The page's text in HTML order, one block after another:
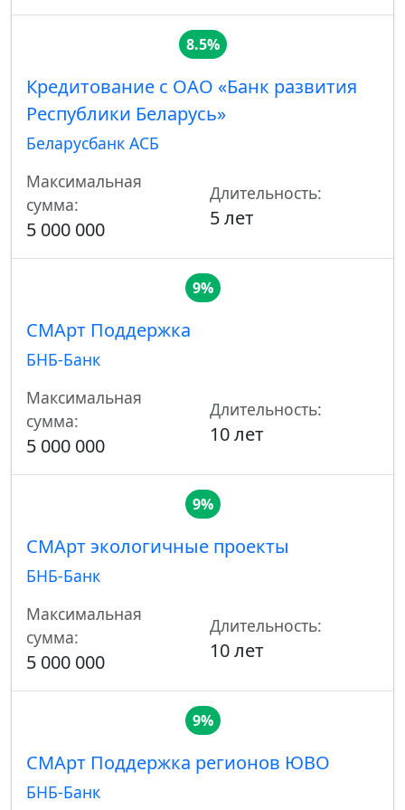
8.5%
Кредитование с ОАО «Банк развития
Республики Беларусь»
Беларусбанк АСБ
Максимальная
сумма:
5 000 000
Длительность:
5 лет
9%
СМАрт Поддержка
БНБ-Банк
Максимальная
сумма:
5 000 000
Длительность:
10 лет
9%
СМАрт экологичные проекты
БНБ-Банк
Максимальная
сумма:
5 000 000
Длительность:
10 лет
9%
СМАрт Поддержка регионов ЮВО
БНБ-Банк